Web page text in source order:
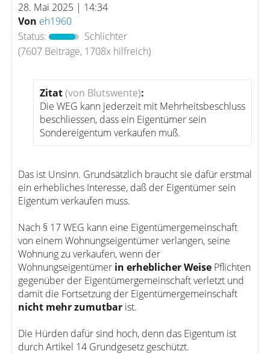
28. Mai 2025 | 14:34
Von eh1960
Status:
Schlichter
(7607 Beiträge, 1708x hilfreich)
Zitat(von Blutswente):
Die WEG kann jederzeit mit Mehrheitsbeschluss
beschliessen, dass ein Eigentümer sein
Sondereigentum verkaufen muß.
Das ist Unsinn. Grundsätzlich braucht sie dafür erstmal
ein erhebliches Interesse, daß der Eigentümer sein
Eigentum verkaufen muss.
Nach § 17 WEG kann eine Eigentümergemeinschaft
von einem Wohnungseigentümer verlangen, seine
Wohnung zu verkaufen, wenn der
Wohnungseigentümerin erheblicher Weise Pflichten
gegenüber der Eigentümergemeinschaft verletzt und
damit die Fortsetzung der Eigentümergemeinschaft
nicht mehr zumutbar ist.
Die Hürden dafür sind hoch, denn das Eigentum ist
durch Artikel 14 Grundgesetz geschützt.